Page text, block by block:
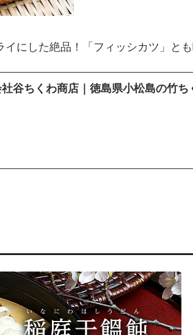
にした絶品！「フィッシカツ」とも
谷ちくわ商店｜徳島県小松島の竹ち